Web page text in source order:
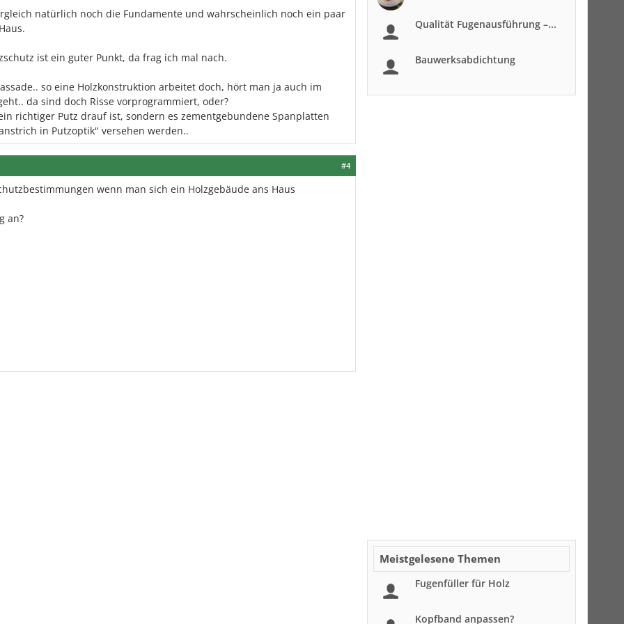
natürlich noch die Fundamente und wahrscheinlich noch ein paar
ist ein guter Punkt, da frag ich mal nach.
so eine Holzkonstruktion arbeitet doch, hört man ja auch im
da sind doch Risse vorprogrammiert, oder?
richtiger Putz drauf ist, sondern es zementgebundene Spanplatten
in Putzoptik" versehen werden..
#4
wenn man sich ein Holzgebäude ans Haus
an?
Qualität Fugenausführung –...
Bauwerksabdichtung
Meistgelesene Themen
Fugenfüller für Holz
Kopfband anpassen?